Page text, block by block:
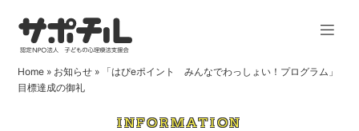
Home » お知らせ »
「はぴeポイント みんなでわっしょい！プログラム」
目標達成の御礼
INFORMATION